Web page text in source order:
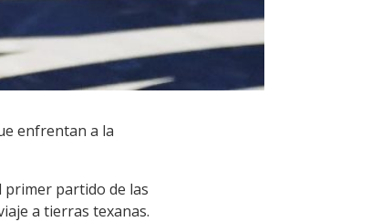
enfrentan a la
primer partido de las
a tierras texanas.